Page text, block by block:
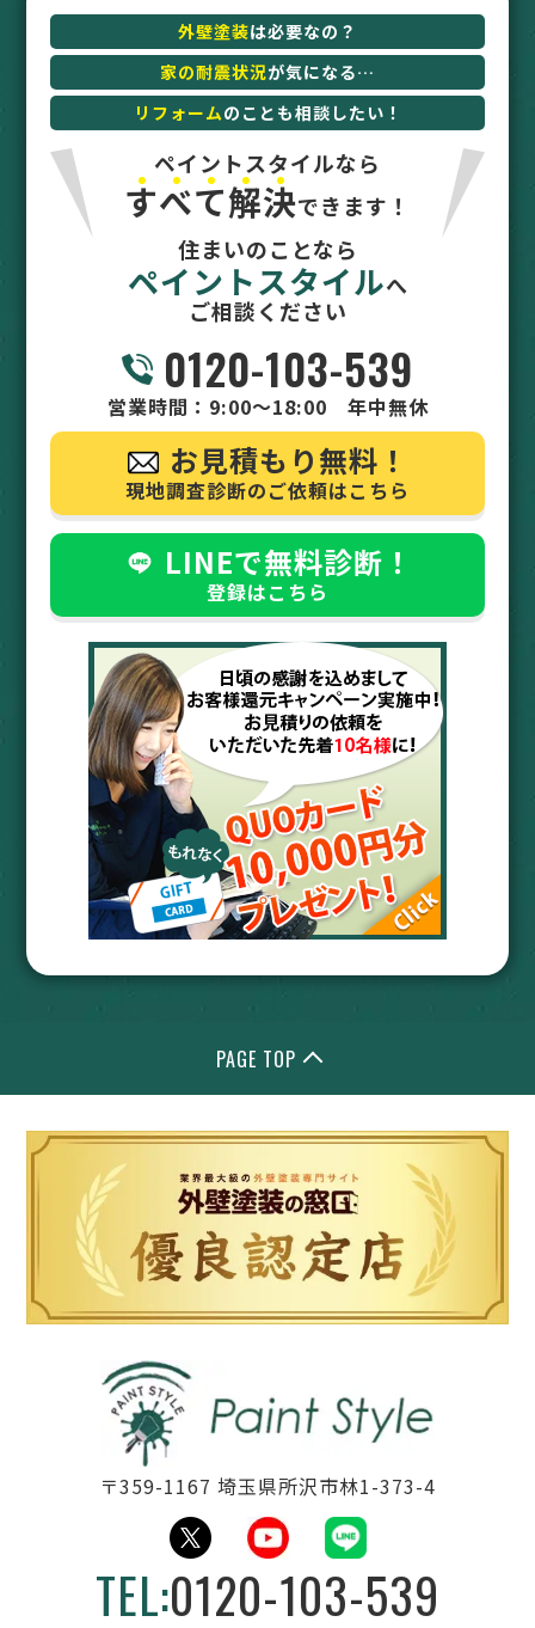
外壁塗装は必要なの？
家の耐震状況が気になる…
リフォームのことも相談したい！
ペイントスタイルなら
すべて解決できます！
住まいのことなら
ペイントスタイルへ
ご相談ください
0120-103-539
営業時間：9:00～18:00 年中無休
お見積もり無料！
現地調査診断のご依頼はこちら
LINEで無料診断！
登録はこちら
PAGE TOP
〒359-1167 埼玉県所沢市林1-373-4
TEL:0120-103-539